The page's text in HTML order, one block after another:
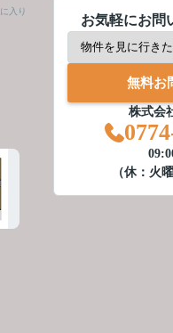
入り
お気軽にお問
無料お
株式会
（休：火